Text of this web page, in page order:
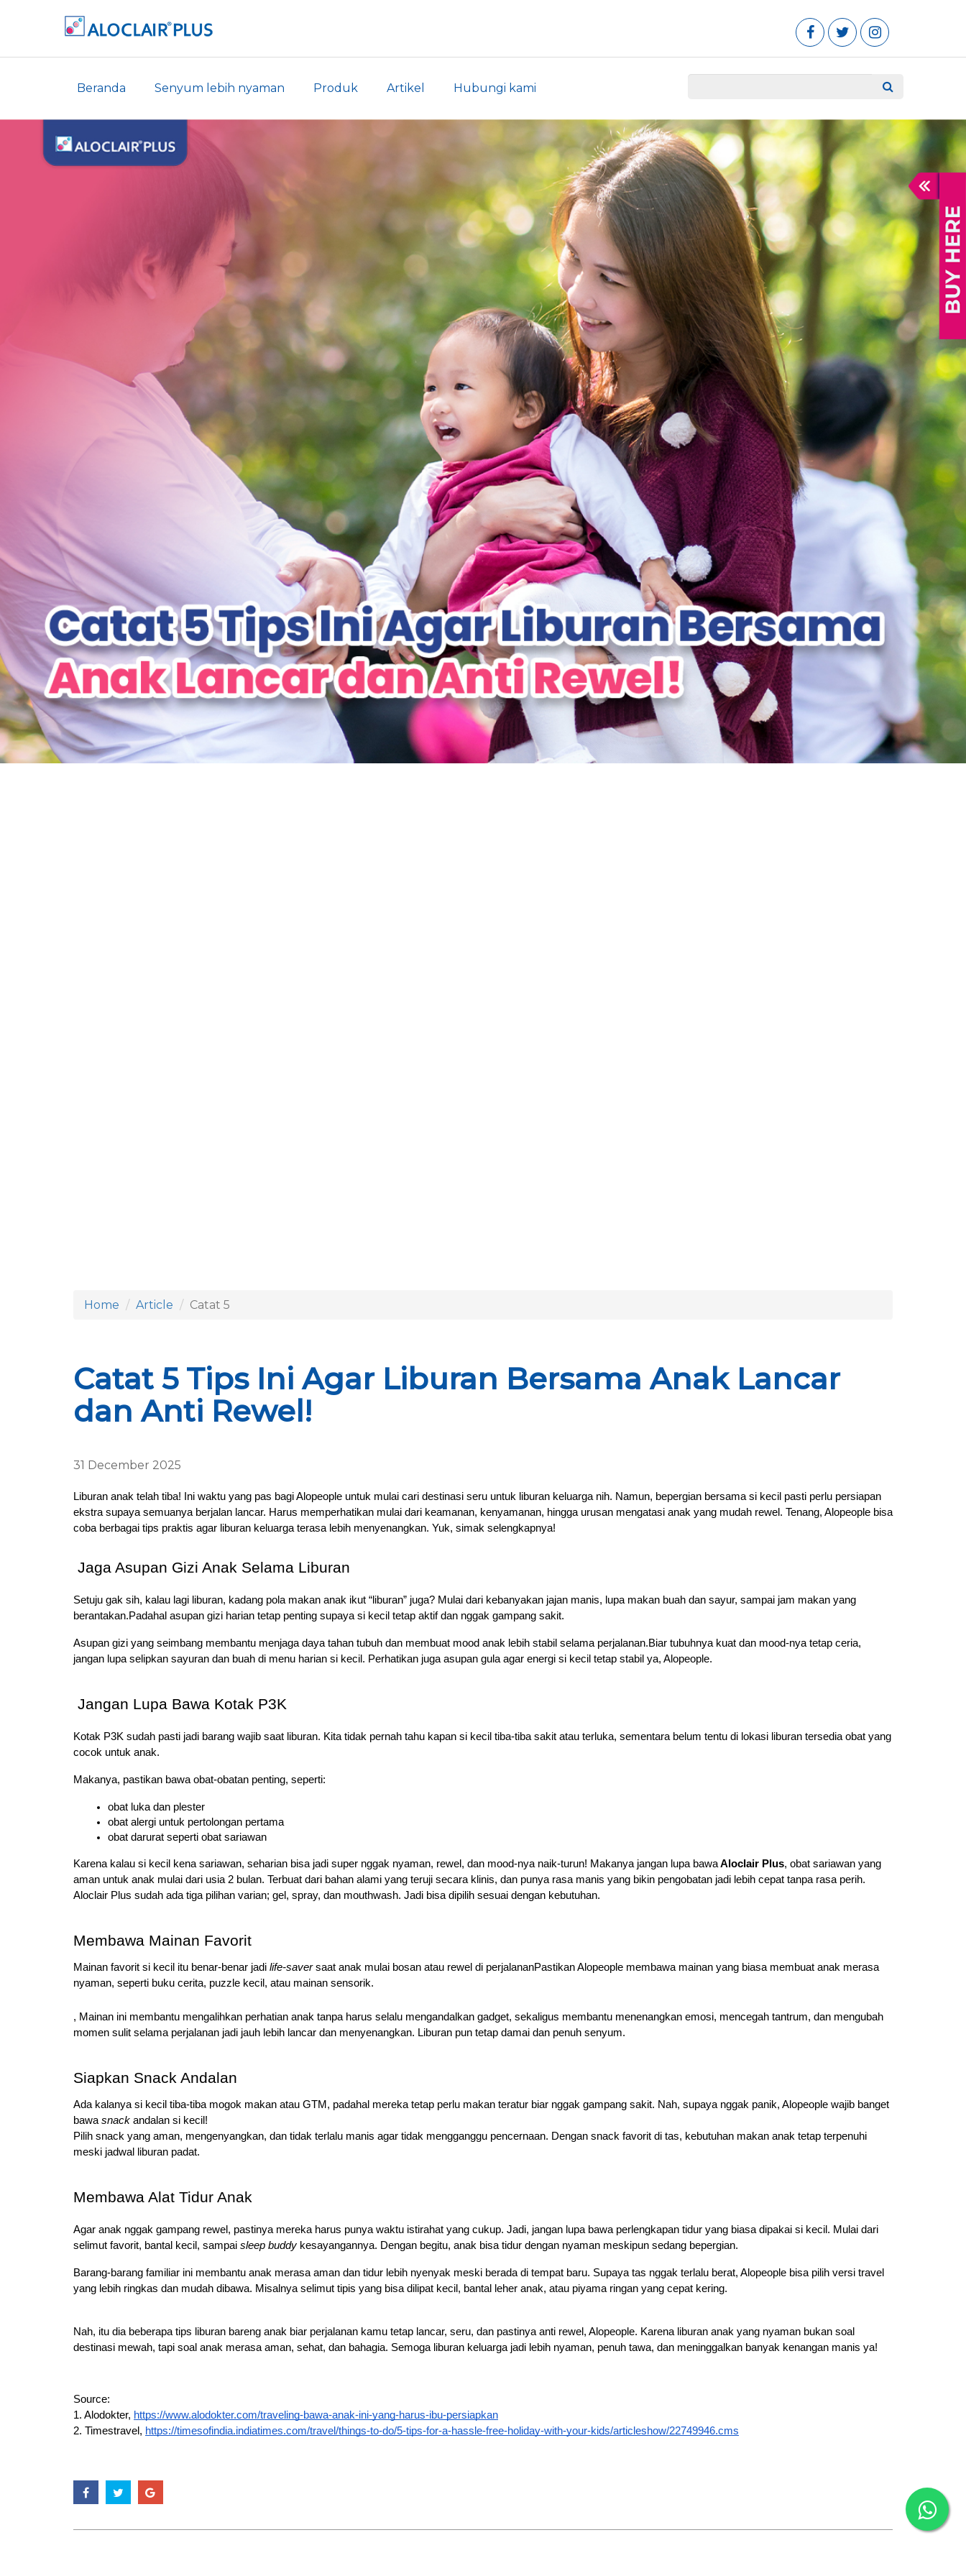
Beranda Senyum lebih nyaman Produk Artikel Hubungi kami
Home Article Catat 5
Catat 5 Tips Ini Agar Liburan Bersama Anak Lancar
dan Anti Rewel!
31 December 2025
Liburan anak telah tiba! Ini waktu yang pas bagi Alopeople untuk mulai cari destinasi seru untuk liburan keluarga nih. Namun, bepergian bersama si kecil pasti perlu persiapan
ekstra supaya semuanya berjalan lancar. Harus memperhatikan mulai dari keamanan, kenyamanan, hingga urusan mengatasi anak yang mudah rewel. Tenang, Alopeople bisa
coba berbagai tips praktis agar liburan keluarga terasa lebih menyenangkan. Yuk, simak selengkapnya!
Jaga Asupan Gizi Anak Selama Liburan
Setuju gak sih, kalau lagi liburan, kadang pola makan anak ikut “liburan” juga? Mulai dari kebanyakan jajan manis, lupa makan buah dan sayur, sampai jam makan yang
berantakan.Padahal asupan gizi harian tetap penting supaya si kecil tetap aktif dan nggak gampang sakit.
Asupan gizi yang seimbang membantu menjaga daya tahan tubuh dan membuat mood anak lebih stabil selama perjalanan.Biar tubuhnya kuat dan mood-nya tetap ceria,
jangan lupa selipkan sayuran dan buah di menu harian si kecil. Perhatikan juga asupan gula agar energi si kecil tetap stabil ya, Alopeople.
Jangan Lupa Bawa Kotak P3K
Kotak P3K sudah pasti jadi barang wajib saat liburan. Kita tidak pernah tahu kapan si kecil tiba-tiba sakit atau terluka, sementara belum tentu di lokasi liburan tersedia obat yang
cocok untuk anak.
Makanya, pastikan bawa obat-obatan penting, seperti:
obat luka dan plester
obat alergi untuk pertolongan pertama
obat darurat seperti obat sariawan
Karena kalau si kecil kena sariawan, seharian bisa jadi super nggak nyaman, rewel, dan mood-nya naik-turun! Makanya jangan lupa bawaAloclair Plus, obat sariawan yang
aman untuk anak mulai dari usia 2 bulan. Terbuat dari bahan alami yang teruji secara klinis, dan punya rasa manis yang bikin pengobatan jadi lebih cepat tanpa rasa perih.
Aloclair Plus sudah ada tiga pilihan varian; gel, spray, dan mouthwash. Jadi bisa dipilih sesuai dengan kebutuhan.
Membawa Mainan Favorit
Mainan favorit si kecil itu benar-benar jadi life-saversaat anak mulai bosan atau rewel di perjalananPastikan Alopeople membawa mainan yang biasa membuat anak merasa
nyaman, seperti buku cerita, puzzle kecil, atau mainan sensorik.
, Mainan ini membantu mengalihkan perhatian anak tanpa harus selalu mengandalkan gadget, sekaligus membantu menenangkan emosi, mencegah tantrum, dan mengubah
momen sulit selama perjalanan jadi jauh lebih lancar dan menyenangkan. Liburan pun tetap damai dan penuh senyum.
Siapkan Snack Andalan
Ada kalanya si kecil tiba-tiba mogok makan atau GTM, padahal mereka tetap perlu makan teratur biar nggak gampang sakit. Nah, supaya nggak panik, Alopeople wajib banget
bawa snack andalan si kecil!
Pilih snack yang aman, mengenyangkan, dan tidak terlalu manis agar tidak mengganggu pencernaan. Dengan snack favorit di tas, kebutuhan makan anak tetap terpenuhi
meski jadwal liburan padat.
Membawa Alat Tidur Anak
Agar anak nggak gampang rewel, pastinya mereka harus punya waktu istirahat yang cukup. Jadi, jangan lupa bawa perlengkapan tidur yang biasa dipakai si kecil. Mulai dari
selimut favorit, bantal kecil, sampai sleep buddy kesayangannya. Dengan begitu, anak bisa tidur dengan nyaman meskipun sedang bepergian.
Barang-barang familiar ini membantu anak merasa aman dan tidur lebih nyenyak meski berada di tempat baru. Supaya tas nggak terlalu berat, Alopeople bisa pilih versi travel
yang lebih ringkas dan mudah dibawa. Misalnya selimut tipis yang bisa dilipat kecil, bantal leher anak, atau piyama ringan yang cepat kering.
Nah, itu dia beberapa tips liburan bareng anak biar perjalanan kamu tetap lancar, seru, dan pastinya anti rewel, Alopeople. Karena liburan anak yang nyaman bukan soal
destinasi mewah, tapi soal anak merasa aman, sehat, dan bahagia. Semoga liburan keluarga jadi lebih nyaman, penuh tawa, dan meninggalkan banyak kenangan manis ya!
Source:
1. Alodokter, https://www.alodokter.com/traveling-bawa-anak-ini-yang-harus-ibu-persiapkan
2. Timestravel, https://timesofindia.indiatimes.com/travel/things-to-do/5-tips-for-a-hassle-free-holiday-with-your-kids/articleshow/22749946.cms